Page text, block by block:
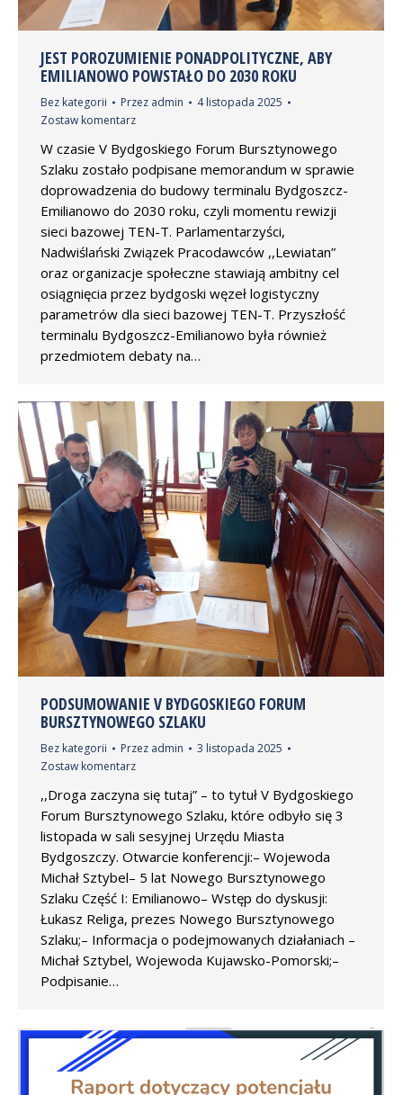
JEST POROZUMIENIE PONADPOLITYCZNE, ABY
EMILIANOWO POWSTAŁO DO 2030 ROKU
Bez kategorii Przez admin
4 listopada 2025
Zostaw komentarz
W czasie V Bydgoskiego Forum Bursztynowego
Szlaku zostało podpisane memorandum w sprawie
doprowadzenia do budowy terminalu Bydgoszcz-
Emilianowo do 2030 roku, czyli momentu rewizji
sieci bazowej TEN-T. Parlamentarzyści,
Nadwiślański Związek Pracodawców ,,Lewiatan”
oraz organizacje społeczne stawiają ambitny cel
osiągnięcia przez bydgoski węzeł logistyczny
parametrów dla sieci bazowej TEN-T. Przyszłość
terminalu Bydgoszcz-Emilianowo była również
przedmiotem debaty na…
PODSUMOWANIE V BYDGOSKIEGO FORUM
BURSZTYNOWEGO SZLAKU
Bez kategorii Przez admin
3 listopada 2025
Zostaw komentarz
,,Droga zaczyna się tutaj” – to tytuł V Bydgoskiego
Forum Bursztynowego Szlaku, które odbyło się 3
listopada w sali sesyjnej Urzędu Miasta
Bydgoszczy. Otwarcie konferencji:– Wojewoda
Michał Sztybel– 5 lat Nowego Bursztynowego
Szlaku Część I: Emilianowo– Wstęp do dyskusji:
Łukasz Religa, prezes Nowego Bursztynowego
Szlaku;– Informacja o podejmowanych działaniach –
Michał Sztybel, Wojewoda Kujawsko-Pomorski;–
Podpisanie…